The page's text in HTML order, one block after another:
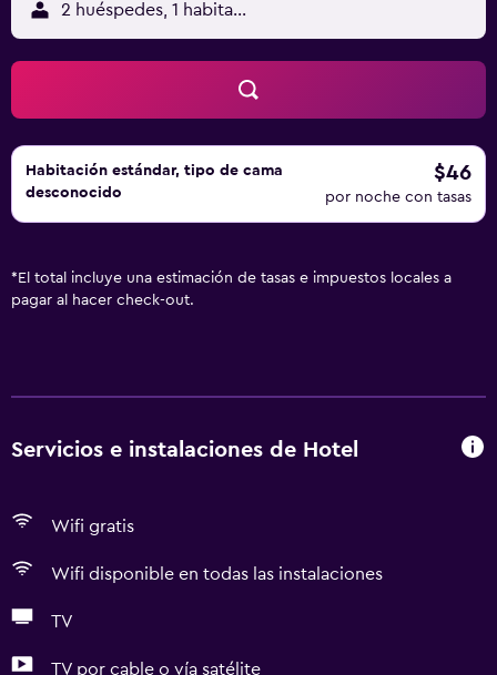
2 huéspedes, 1 habitación
Habitación estándar, tipo de cama
desconocido
$46
por noche con tasas
* El total incluye una estimación de tasas e impuestos locales a
pagar al hacer check-out.
Servicios e instalaciones de Hotel
Wifi gratis
Wifi disponible en todas las instalaciones
TV
TV por cable o vía satélite